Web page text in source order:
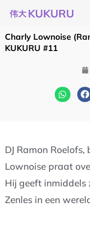
naar
de
inhoud
Charly Lownoise
KUKURU #11
DJ Ramon
Lownoise praat
Hij geeft inmiddels
Zenles in een